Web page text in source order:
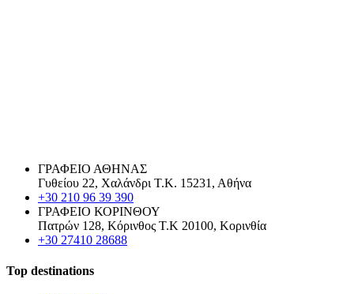
ΓΡΑΦΕΙΟ ΑΘΗΝΑΣ
Γυθείου 22, Χαλάνδρι Τ.Κ. 15231, Αθήνα
+30 210 96 39 390
ΓΡΑΦΕΙΟ ΚΟΡΙΝΘΟΥ
Πατρών 128, Κόρινθος Τ.Κ 20100, Κορινθία
+30 27410 28688
Top destinations